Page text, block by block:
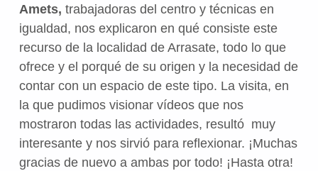
Amets, trabajadoras del centro y técnicas en
igualdad, nos explicaron en qué consiste este
recurso de la localidad de Arrasate, todo lo que
ofrece y el porqué de su origen y la necesidad de
contar con un espacio de este tipo. La visita, en
la que pudimos visionar vídeos que nos
mostraron todas las actividades, resultó muy
interesante y nos sirvió para reflexionar. ¡Muchas
gracias de nuevo a ambas por todo! ¡Hasta otra!